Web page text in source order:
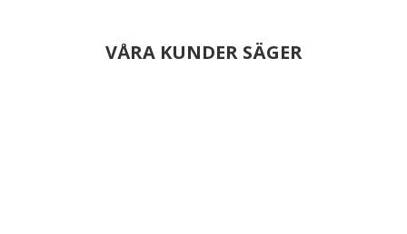
VÅRA KUNDER SÄGER